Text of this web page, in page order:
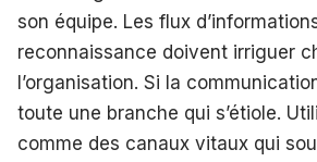
son équipe. Les flux
reconnaissance doivent irriguer
l’organisation. Si la
toute une branche qui s’étiole.
comme des canaux vitaux qui